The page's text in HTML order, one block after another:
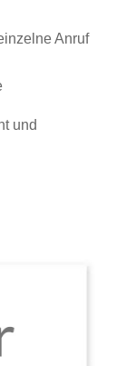
Anruf
und